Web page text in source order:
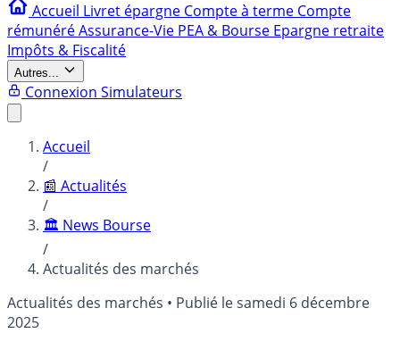
Accueil Livret épargne Compte à terme Compte
rémunéréAssurance-Vie PEA & Bourse Epargne retraite
Impôts & Fiscalité
Autres...
Connexion Simulateurs
Accueil
/
📰 Actualités
/
🏛️ News Bourse
/
Actualités des marchés
Actualités des marchés • Publié lesamedi 6 décembre
2025